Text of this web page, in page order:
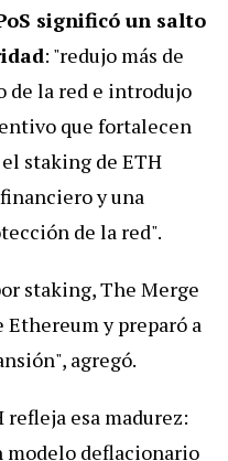
significó un salto
: "redujo más de
de la red e introdujo
que fortalecen
staking de ETH
y una
de la red".
staking, The Merge
y preparó a
agregó.
esa madurez:
deflacionario